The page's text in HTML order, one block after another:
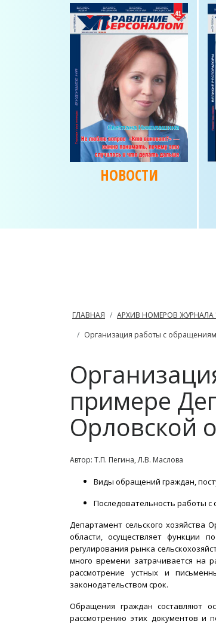
НОВОСТИ
ГЛАВНАЯ АРХИВ НОМЕРОВ
Организация работы с
примере
Орловской
Автор: Т.П. Пегина, Л.В. Маслова
Виды обращений граждан,
Последовательность работы
Департамент сельского хозяйства
области, осуществляет функции
регулирования рынка
много времени затрачивается на
рассмотрение устных и
законодательством срок.
Обращения граждан составляют
рассмотрению этих документов и